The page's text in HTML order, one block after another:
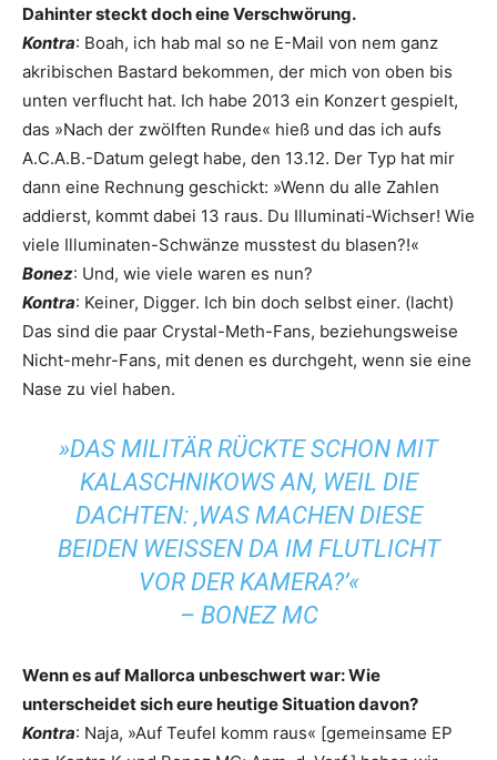
Dahinter steckt doch eine Verschwörung.
Kontra: Boah, ich hab mal so ne E-Mail von nem ganz
akribischen Bastard bekommen, der mich von oben bis
unten verflucht hat. Ich habe 2013 ein Konzert gespielt,
das »Nach der zwölften Runde« hieß und das ich aufs
A.C.A.B.-Datum gelegt habe, den 13.12. Der Typ hat mir
dann eine Rechnung geschickt: »Wenn du alle Zahlen
addierst, kommt dabei 13 raus. Du Illuminati-Wichser! Wie
viele Illuminaten-Schwänze musstest du blasen?!«
Bonez: Und, wie viele waren es nun?
Kontra: Keiner, Digger. Ich bin doch selbst einer. (lacht)
Das sind die paar Crystal-Meth-Fans, beziehungsweise
Nicht-mehr-Fans, mit denen es durchgeht, wenn sie eine
Nase zu viel haben.
»DAS MILITÄR RÜCKTE SCHON MIT
KALASCHNIKOWS AN, WEIL DIE
DACHTEN: ‚WAS MACHEN DIESE
BEIDEN WEISSEN DA IM FLUTLICHT V
OR DER KAMERA?’«
– BONEZ MC
Wenn es auf Mallorca unbeschwert war: Wie
unterscheidet sich eure heutige ­Situation davon?
Kontra: Naja, »Auf Teufel komm raus« [gemeinsame EP